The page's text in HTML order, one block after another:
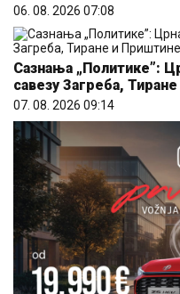
06. 08. 2026 07:08
Сазнања „Политике”:
савезу Загреба,
07. 08. 2026 09:14